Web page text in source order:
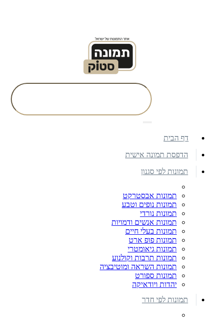
דף הבית
הדפסת תמונה אישית
תמונות לפי סגנון
תמונות אבסטרקט
תמונות נופים וטבע
תמונות נורדי
תמונות אנשים ודמויות
תמונות בעלי חיים
תמונות פופ ארט
תמונות גיאומטרי
תמונות תרבות וקולנוע
תמונות השראה ומוטיבציה
תמונות ספורט
יהדות ויודאיקה
תמונות לפי חדר